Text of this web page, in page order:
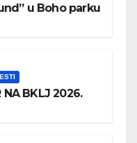
u Boho parku
NA BKLJ 2026.